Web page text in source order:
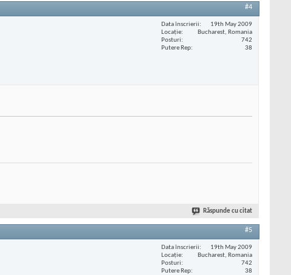
#4
Data înscrierii
19th May 2009
Locaţie
Bucharest, Romania
Posturi
742
Putere Rep
38
Răspunde cu citat
#5
Data înscrierii
19th May 2009
Locaţie
Bucharest, Romania
Posturi
742
Putere Rep
38